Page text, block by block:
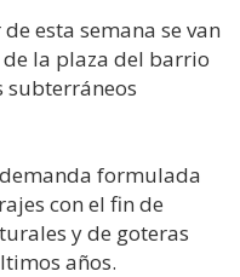
esta semana se van
la plaza del barrio
subterráneos
formulada
con el fin de
y de goteras
años.